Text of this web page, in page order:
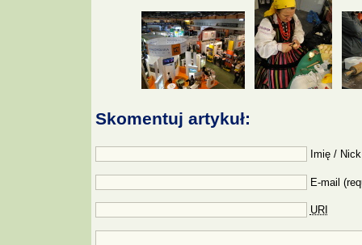
Skomentuj artykuł:
Imię /
E-mail
URI